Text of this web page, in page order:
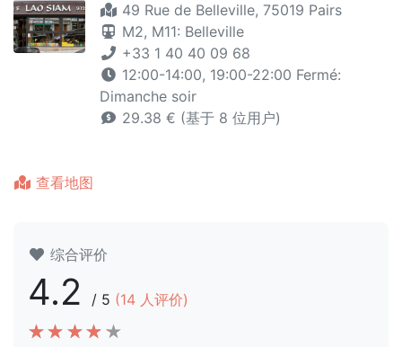
49 Rue de Belleville, 75019 Pairs
M2, M11: Belleville
+33 1 40 40 09 68
12:00-14:00, 19:00-22:00 Fermé:
Dimanche soir
29.38 € (基于 8 位用户)
查看地图
综合评价
4.2 / 5 (14 人评价)